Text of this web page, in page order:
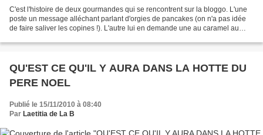
C'est l'histoire de deux gourmandes qui se rencontrent sur la bloggo. L'une
poste un message alléchant parlant d'orgies de pancakes (on n'a pas idée
de faire saliver les copines !). L'autre lui en demande une au caramel au
QU'EST CE QU'IL Y AURA DANS LA HOTTE DU
PERE NOEL
Publié le 15/11/2010 à 08:40
Par Laetitia de La B